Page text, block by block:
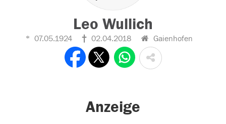
Leo Wullich
07.05.1924 02.04.2018 Gaienhofen
Anzeige